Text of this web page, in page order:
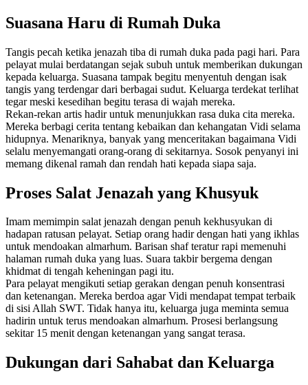
Suasana Haru di Rumah Duka
Tangis pecah ketika jenazah tiba di rumah duka pada pagi hari. Para
pelayat mulai berdatangan sejak subuh untuk memberikan dukungan
kepada keluarga. Suasana tampak begitu menyentuh dengan isak
tangis yang terdengar dari berbagai sudut. Keluarga terdekat terlihat
tegar meski kesedihan begitu terasa di wajah mereka.
Rekan-rekan artis hadir untuk menunjukkan rasa duka cita mereka.
Mereka berbagi cerita tentang kebaikan dan kehangatan Vidi selama
hidupnya. Menariknya, banyak yang menceritakan bagaimana Vidi
selalu menyemangati orang-orang di sekitarnya. Sosok penyanyi ini
memang dikenal ramah dan rendah hati kepada siapa saja.
Proses Salat Jenazah yang Khusyuk
Imam memimpin salat jenazah dengan penuh kekhusyukan di
hadapan ratusan pelayat. Setiap orang hadir dengan hati yang ikhlas
untuk mendoakan almarhum. Barisan shaf teratur rapi memenuhi
halaman rumah duka yang luas. Suara takbir bergema dengan
khidmat di tengah keheningan pagi itu.
Para pelayat mengikuti setiap gerakan dengan penuh konsentrasi
dan ketenangan. Mereka berdoa agar Vidi mendapat tempat terbaik
di sisi Allah SWT. Tidak hanya itu, keluarga juga meminta semua
hadirin untuk terus mendoakan almarhum. Prosesi berlangsung
sekitar 15 menit dengan ketenangan yang sangat terasa.
Dukungan dari Sahabat dan Keluarga